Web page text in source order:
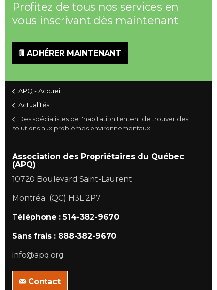
Profitez de tous nos services en
vous inscrivant dès maintenant
ADHÉRER MAINTENANT
APQ - Accueil
Actualités
Des spécialistes de l'habitation tentent de trouver des
solutions aux problèmes environnementaux
Association des Propriétaires du Québec
(APQ)
10720 Boulevard Saint-Laurent
Montréal (QC) H3L 2P7
Téléphone : 514-382-9670
Sans frais : 888-382-9670
info@apq.org
Contact